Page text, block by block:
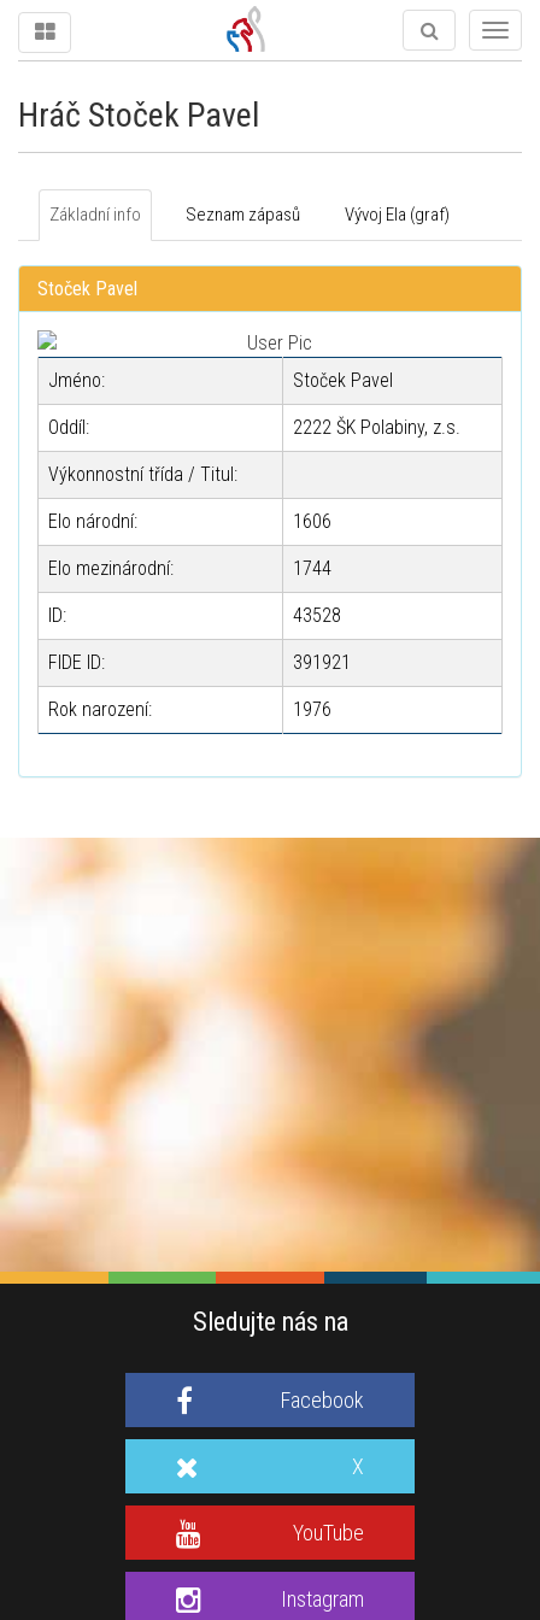
Hráč Stoček Pavel
Základní info Seznam zápasů Vývoj Ela (graf)
Stoček Pavel
Jméno: Stoček Pavel
Oddíl: 2222 ŠK Polabiny, z.s.
Výkonnostní třída / Titul:
Elo národní: 1606
Elo mezinárodní: 1744
ID: 43528
FIDE ID: 391921
Rok narození: 1976
Sledujte nás na
Facebook
X
YouTube
Instagram